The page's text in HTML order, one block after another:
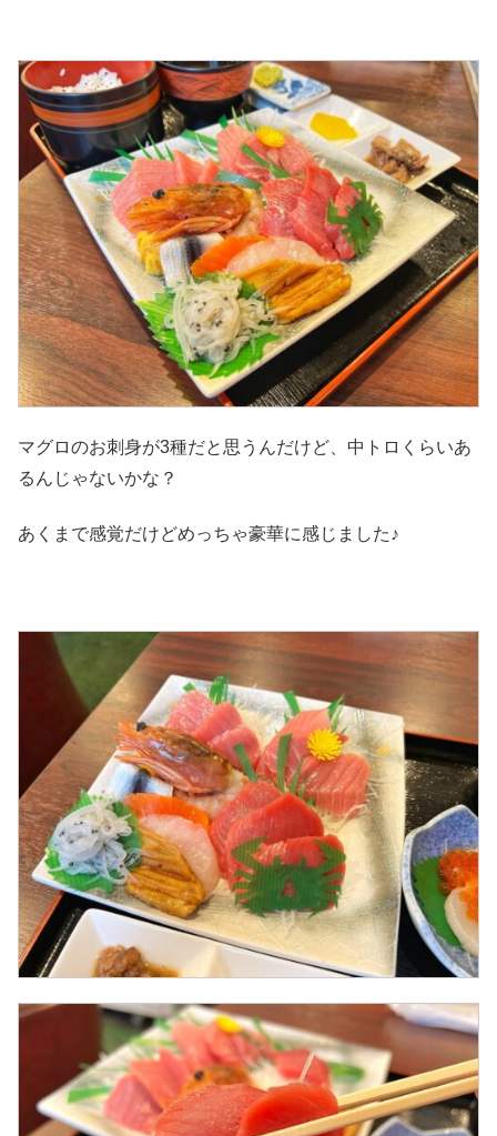
マグロのお刺身が3種だと思うんだけど、中トロくらいあ
るんじゃないかな？
あくまで感覚だけどめっちゃ豪華に感じました♪